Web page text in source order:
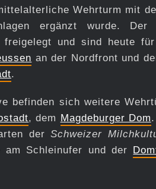
Wehrturm mit
ergänzt wurde. Der
freigelegt und sind heute
an der Nordfront und
.
befinden sich weitere
, dem Magdeburger Dom
derSchweizer
am Schleinufer und der